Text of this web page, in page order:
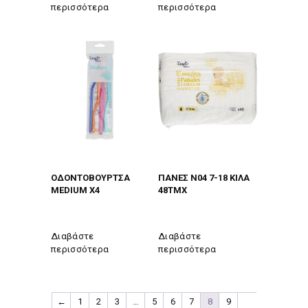
περισσότερα
περισσότερα
ΟΔΟΝΤΟΒΟΥΡΤΣΑ
MEDIUM Χ4
Διαβάστε
περισσότερα
ΠΑΝΕΣ Ν04 7-18 ΚΙΛΑ
48ΤΜΧ
Διαβάστε
περισσότερα
← 1 2 3 … 5 6 7 8
9